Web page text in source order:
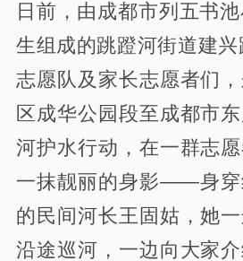
日前，由成都市列五书
生组成的跳蹬河街道建
志愿队及家长志愿者们
区成华公园段至成都市
河护水行动，在一群志
一抹靓丽的身影——身穿
的民间河长王固姑，她
沿途巡河，一边向大家